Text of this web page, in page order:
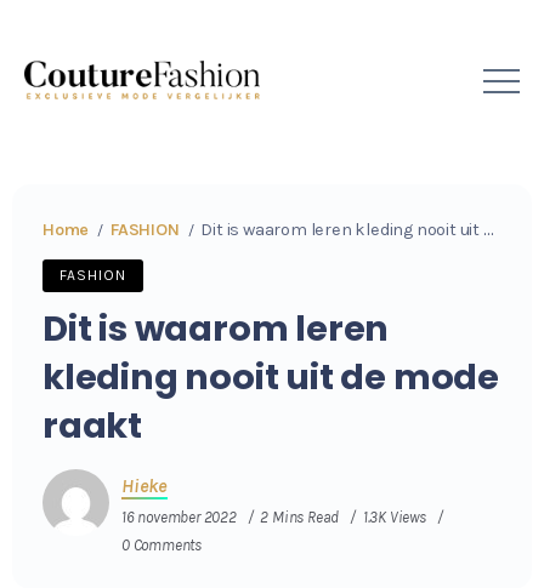
Home / FASHION / Dit is waarom leren kleding nooit uit de mode raakt
FASHION
Dit is waarom leren
kleding nooit uit de mode
raakt
Hieke
16 november 2022 2 Mins Read
1.3K Views
0 Comments